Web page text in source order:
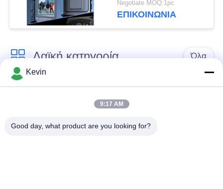
Negotiate MOQ:1pc
ΕΠΙΚΟΙΝΩΝΊΑ
Λαϊκή κατηγορία Όλα
Φορεμένες
Κάμερες σώματος
αστυνομίας
4G φορεμένη σώμα
Κάμερα κρανών
Kevin
9:17 AM
Good day, what product are you looking for?